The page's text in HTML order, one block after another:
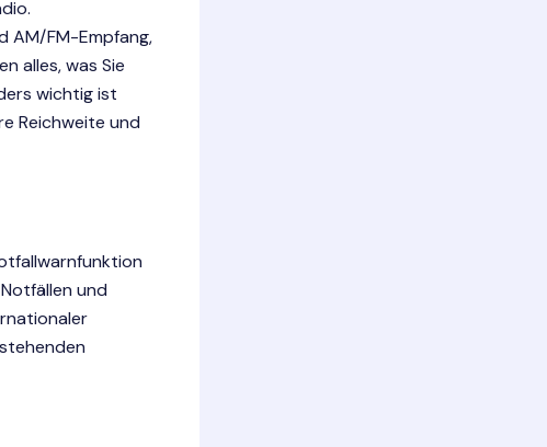
AM/FM-Empfang,
alles, was Sie
wichtig ist
Reichweite und
und